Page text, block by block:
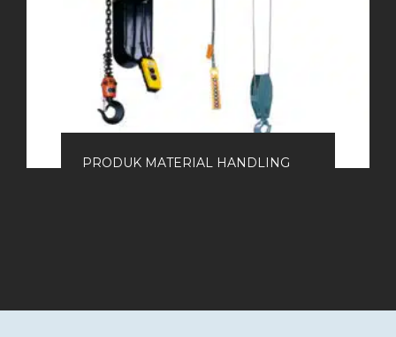
PRODUK MATERIAL HANDLING